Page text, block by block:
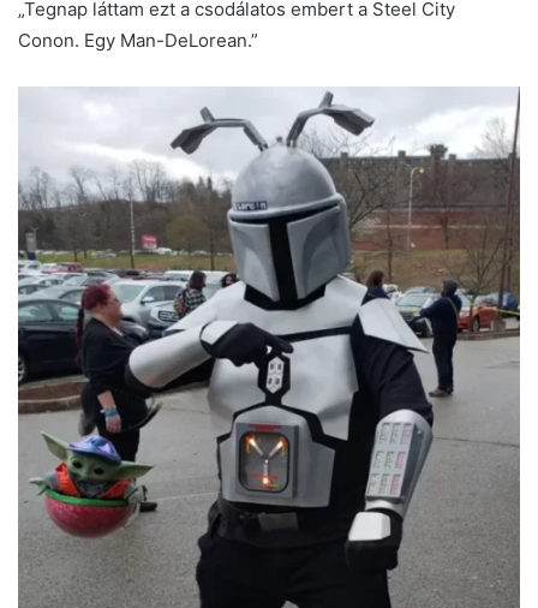
„Tegnap láttam ezt a csodálatos embert a Steel City
Conon. Egy Man-DeLorean.”